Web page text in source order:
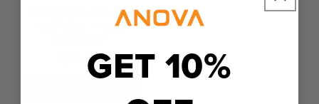
Komorové vakuové
svářečky Anova
Běžná
$29.00GET 10%